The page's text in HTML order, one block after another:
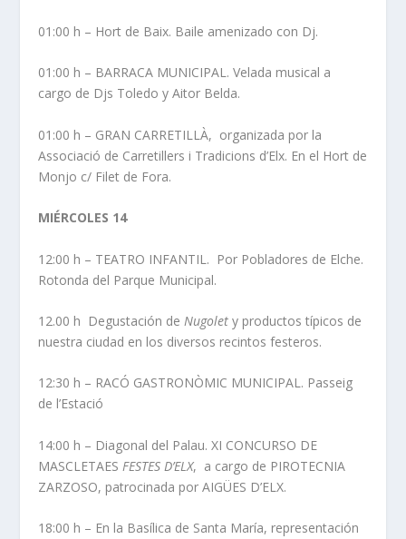
01:00 h – Hort de Baix. Baile amenizado con Dj.
01:00 h – BARRACA MUNICIPAL. Velada musical a
cargo de Djs Toledo y Aitor Belda.
01:00 h – GRAN CARRETILLÀ, organizada por la
Associació de Carretillers i Tradicions d’Elx. En el Hort de
Monjo c/ Filet de Fora.
MIÉRCOLES 14
12:00 h – TEATRO INFANTIL. Por Pobladores de Elche.
Rotonda del Parque Municipal.
12.00 h Degustación deNugolet y productos típicos de
nuestra ciudad en los diversos recintos festeros.
12:30 h – RACÓ GASTRONÒMIC MUNICIPAL. Passeig
de l’Estació
14:00 h – Diagonal del Palau. XI CONCURSO DE
MASCLETAES FESTES D’ELX, a cargo de PIROTECNIA
ZARZOSO, patrocinada por AIGÜES D’ELX.
18:00 h – En la Basílica de Santa María, representación